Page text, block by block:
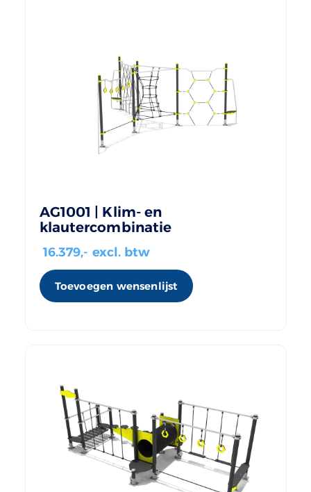
AG1001 | Klim- en
klautercombinatie
16.379,- excl. btw
Toevoegen wensenlijst